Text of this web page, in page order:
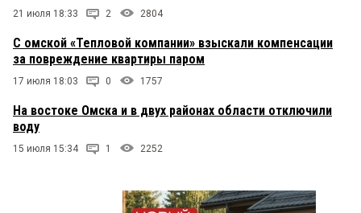
Сумма ущерба, и план реализации компенсации
на 3 года тротуары мести и выплата ущерба.
21 июля 18:33 2 2804
С омской «Тепловой компании» взыскали компенсации
за повреждение квартиры паром
17 июля 18:03 0 1757
На востоке Омска и в двух районах области отключили
воду
15 июля 15:34 1 2252